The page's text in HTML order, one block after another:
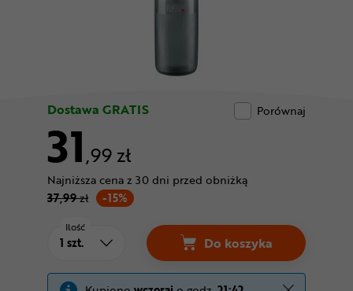
Dostawa GRATIS Porównaj
31,99 zł
-15%
Najniższa cena z 30 dni przed obniżką
37,99zł
Ilość
Do koszyka
Bidon ELITE Fly MTB